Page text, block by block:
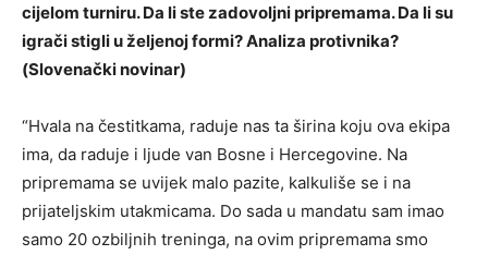
cijelom turniru. Da li ste zadovoljni pripremama. Da li su
igrači stigli u željenoj formi? Analiza protivnika?
(Slovenački novinar)
“Hvala na čestitkama, raduje nas ta širina koju ova ekipa
ima, da raduje i ljude van Bosne i Hercegovine. Na
pripremama se uvijek malo pazite, kalkuliše se i na
prijateljskim utakmicama. Do sada u mandatu sam imao
samo 20 ozbiljnih treninga, na ovim pripremama smo